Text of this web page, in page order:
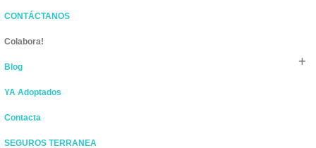
CONTÁCTANOS
Colabora!
Blog
YA Adoptados
Contacta
SEGUROS TERRANEA